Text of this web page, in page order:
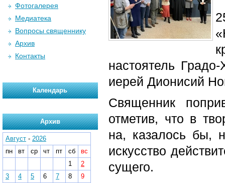
настоятель
иерей Дионисий
Священник
отметив, что в
на, казалось бы,
искусство
сущего.
Фотогалерея
Медиатека
Вопросы священнику
Архив
Контакты
Календарь
Архив
Август - 2026
пн
вт ср чт пт сб
вс
1
2
3
4 5 6 7 8
9